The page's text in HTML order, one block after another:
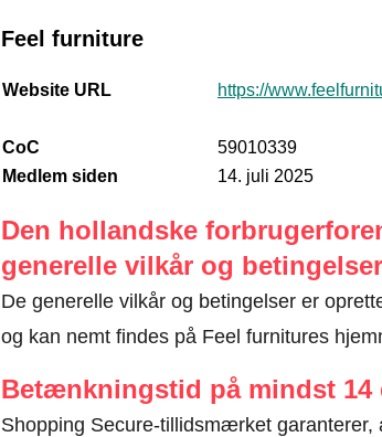
Feel furniture
Website URL https://
CoC
59010339
Medlem siden
14. juli 2025
Den hollandske
generelle vilkår og betingelser
De generelle vilkår og betingelser er
og kan nemt findes på Feel furnitures
Betænkningstid på mindst 14
Shopping Secure-tillidsmærket